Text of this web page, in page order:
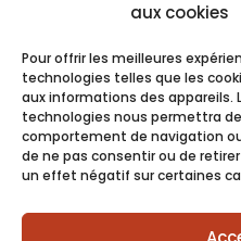
aux cookies
Pour offrir les meilleures
technologies telles que les
aux informations des appareils.
technologies nous permettra
comportement de navigation
de ne pas consentir ou de
un effet négatif sur certaines
Métallerie second-œuvre
Métallerie industrie
Coquet 2022 -
OC